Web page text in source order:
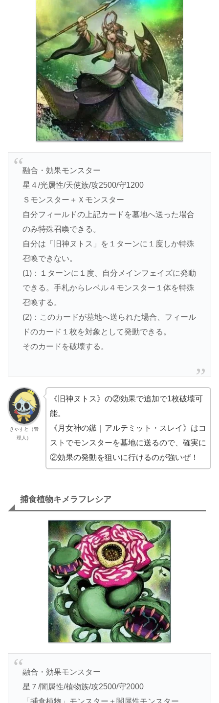
融合・効果モンスター
星４/光属性/天使族/攻2500/守1200
Ｓモンスター＋Ｘモンスター
自分フィールドの上記カードを墓地へ送った場合
のみ特殊召喚できる。
自分は「旧神ヌトス」を１ターンに１度しか特殊
召喚できない。
(1)：１ターンに１度、自分メインフェイズに発動
できる。手札からレベル４モンスター１体を特殊
召喚する。
(2)：このカードが墓地へ送られた場合、フィール
ドのカード１枚を対象として発動できる。
そのカードを破壊する。
きゃすと（管
理人）
《旧神ヌトス》の②効果で追加で1枚破壊可
能。
《月女神の鏃｜アルテミット・スレイ》はコ
ストでモンスターを墓地に送るので、確実に
②効果の発動を狙いに行けるのが強いぜ！
捕食植物キメラフレシア
融合・効果モンスター
星７/闇属性/植物族/攻2500/守2000
「捕食植物」モンスター＋闇属性モンスター